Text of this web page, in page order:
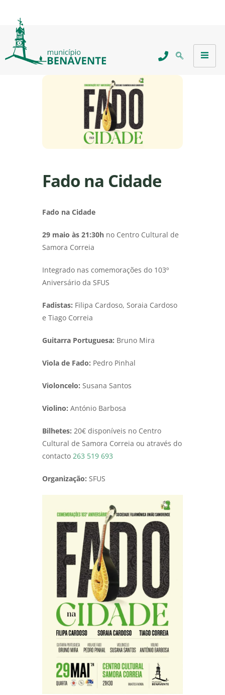
Fado na Cidade
Fado na Cidade
29 maio às 21:30h no Centro Cultural de
Samora Correia
Integrado nas comemorações do 103º
Aniversário da SFUS
Fadistas: Filipa Cardoso, Soraia Cardoso
e Tiago Correia
Guitarra Portuguesa: Bruno Mira
Viola de Fado: Pedro Pinhal
Violoncelo: Susana Santos
Violino: António Barbosa
Bilhetes: 20€ disponíveis no Centro
Cultural de Samora Correia ou através do
contacto 263 519 693
Organização: SFUS